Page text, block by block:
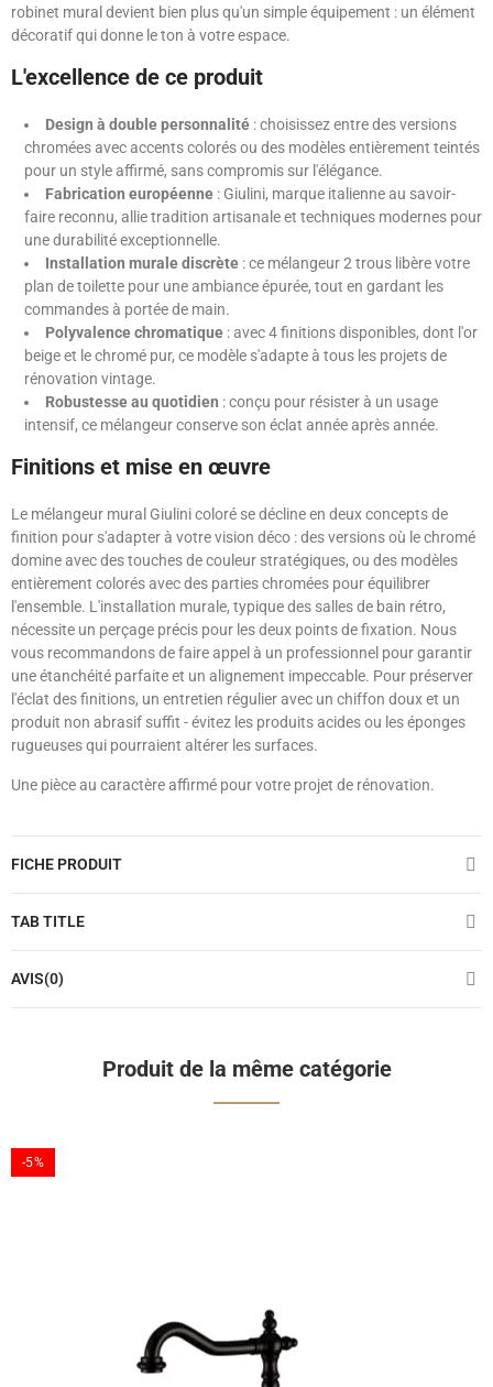
robinet mural devient bien plus qu'un simple équipement : un élément
décoratif qui donne le ton à votre espace.
L'excellence de ce produit
Design à double personnalité : choisissez entre des versions
chromées avec accents colorés ou des modèles entièrement teintés
pour un style affirmé, sans compromis sur l'élégance.
Fabrication européenne : Giulini, marque italienne au savoir-
faire reconnu, allie tradition artisanale et techniques modernes pour
une durabilité exceptionnelle.
Installation murale discrète : ce mélangeur 2 trous libère votre
plan de toilette pour une ambiance épurée, tout en gardant les
commandes à portée de main.
Polyvalence chromatique : avec 4 finitions disponibles, dont l'or
beige et le chromé pur, ce modèle s'adapte à tous les projets de
rénovation vintage.
Robustesse au quotidien : conçu pour résister à un usage
intensif, ce mélangeur conserve son éclat année après année.
Finitions et mise en œuvre
Le mélangeur mural Giulini coloré se décline en deux concepts de
finition pour s'adapter à votre vision déco : des versions où le chromé
domine avec des touches de couleur stratégiques, ou des modèles
entièrement colorés avec des parties chromées pour équilibrer
l'ensemble. L'installation murale, typique des salles de bain rétro,
nécessite un perçage précis pour les deux points de fixation. Nous
vous recommandons de faire appel à un professionnel pour garantir
une étanchéité parfaite et un alignement impeccable. Pour préserver
l'éclat des finitions, un entretien régulier avec un chiffon doux et un
produit non abrasif suffit - évitez les produits acides ou les éponges
rugueuses qui pourraient altérer les surfaces.
Une pièce au caractère affirmé pour votre projet de rénovation.
FICHE PRODUIT
TAB TITLE
AVIS(0)
Produit de la même catégorie
-5%